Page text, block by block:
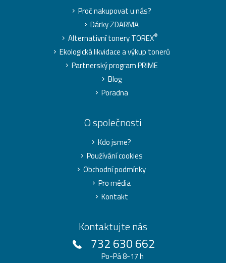
Proč nakupovat u nás?
Dárky ZDARMA
Alternativní tonery TOREX®
Ekologická likvidace a výkup tonerů
Partnerský program PRIME
Blog
Poradna
O společnosti
Kdo jsme?
Používání cookies
Obchodní podmínky
Pro média
Kontakt
Kontaktujte nás
732 630 662
Po-Pá 8-17 h